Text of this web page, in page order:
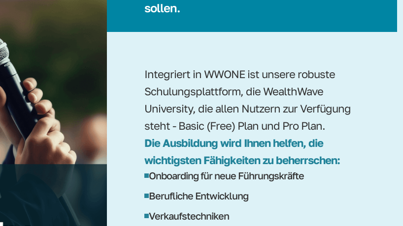
sollen.
Integriert in WWONE ist unsere robuste
Schulungsplattform, die WealthWave
University, die allen Nutzern zur Verfügung
steht - Basic (Free) Plan und Pro Plan.
Die Ausbildung wird Ihnen helfen, die
wichtigsten Fähigkeiten zu beherrschen:
Onboarding für neue Führungskräfte
Berufliche Entwicklung
Verkaufstechniken